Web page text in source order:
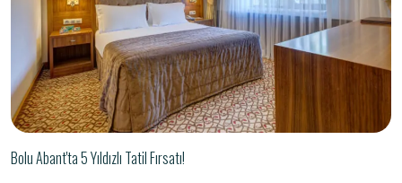
Bolu Abant'ta 5 Yıldızlı Tatil Fırsatı!